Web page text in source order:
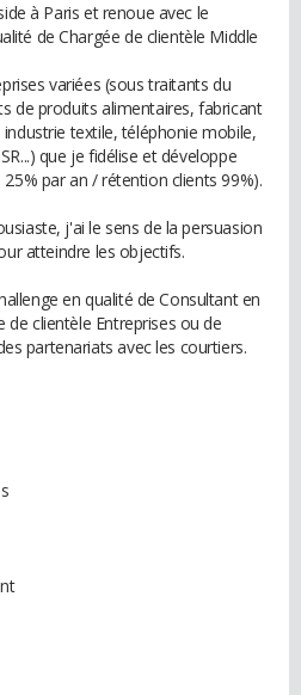
à Paris et renoue avec le
de Chargée de clientèle Middle
variées (sous traitants du
de produits alimentaires, fabricant
textile, téléphonie mobile,
que je fidélise et développe
par an / rétention clients 99%).
j'ai le sens de la persuasion
atteindre les objectifs.
en qualité de Consultant en
de clientèle Entreprises ou de
partenariats avec les courtiers.